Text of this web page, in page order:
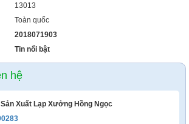
13013
Toàn quốc
2018071903
Tin nổi bật
hệ
Xuất Lạp Xưởng Hồng Ngọc